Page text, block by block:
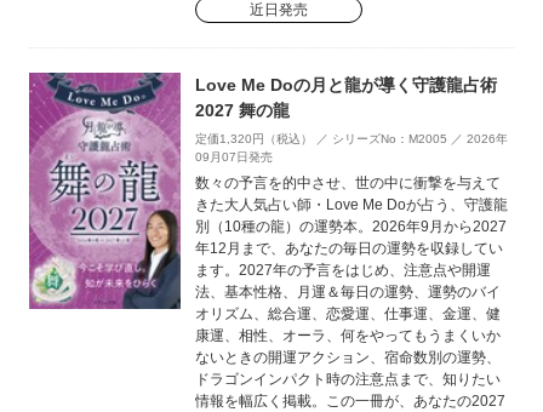
近日発売
Love Me Doの月と龍が導く守護龍占術
2027 舞の龍
定価1,320円（税込） ／ シリーズNo：M2005 ／ 2026年
09月07日発売
数々の予言を的中させ、世の中に衝撃を与えて
きた大人気占い師・Love Me Doが占う、守護龍
別（10種の龍）の運勢本。2026年9月から2027
年12月まで、あなたの毎日の運勢を収録してい
ます。2027年の予言をはじめ、注意点や開運
法、基本性格、月運＆毎日の運勢、運勢のバイ
オリズム、総合運、恋愛運、仕事運、金運、健
康運、相性、オーラ、何をやってもうまくいか
ないときの開運アクション、宿命数別の運勢、
ドラゴンインパクト時の注意点まで、知りたい
情報を幅広く掲載。この一冊が、あなたの2027